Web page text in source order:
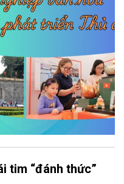
lực con người, khơi
cho sự phát triển bền
tim “đánh thức”